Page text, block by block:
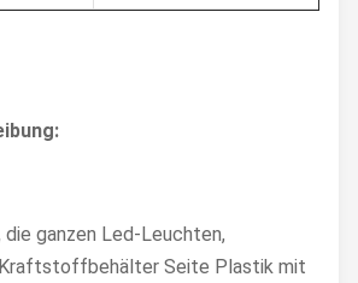
ganzen Led-Leuchten,
Seite Plastik mit